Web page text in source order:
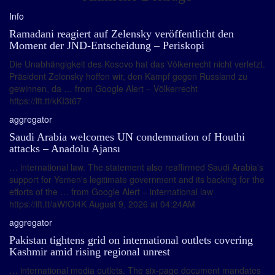
Info
Ramadani reagiert auf Zelensky veröffentlicht den
Moment der JND-Entscheidung – Periskopi
Die Unabhängigkeit des Kosovo hat das Völkerrecht nicht verletzt.
Präsident Zelensky hoffen wir, den Kampf gegen Russland zu
gewinnen, da … from Google Alert – Völkerrecht
https://ift.tt/kKI3t67
aggregator
Saudi Arabia welcomes UN condemnation of Houthi
attacks – Anadolu Ajansı
… international law. The statement also reaffirmed Saudi Arabia's
support for Yemen's legitimate government and its backing for the
efforts of the … from Google Alert – international law
https://ift.tt/aWfOi4K August 9, 2026 at 04:24AM
aggregator
Pakistan tightens grid on international outlets covering
Kashmir amid rising regional unrest
… international media outlets. The six-page document mandates